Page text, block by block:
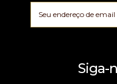
Siga-